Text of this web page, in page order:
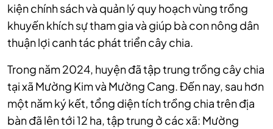
kiện chính sách và quản lý quy hoạch vùng trồng
khuyến khích sự tham gia và giúp bà con nông dân
thuận lợi canh tác phát triển cây chia.
Trong năm 2024, huyện đã tập trung trồng cây chia
tại xã Mường Kim và Mường Cang. Đến nay, sau hơn
một năm ký kết, tổng diện tích trồng chia trên địa
bàn đã lên tới 12 ha, tập trung ở các xã: Mường